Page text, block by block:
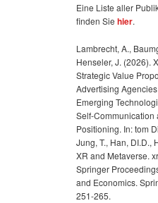
Eine Liste aller
finden Sie hier.
Lambrecht, A.,
Henseler, J. (2026).
Strategic Value
Advertising
Emerging
Self-Communication
Positioning. In: tom
Jung, T., Han, DI.D.,
XR and Metaverse.
Springer
and Economics.
251-265.